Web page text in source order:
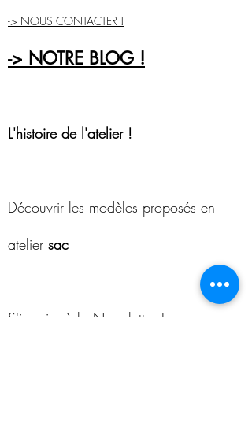
-> NOUS CONTACTER !
-> NOTRE BLOG !
L'histoire de l'atelier !
Découvrir les modèles proposés en
atelier sac
S'inscrire à la Newsletter !